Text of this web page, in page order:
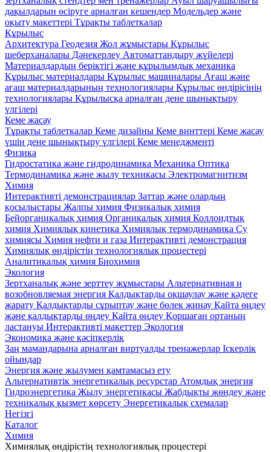
дақылдарын өсіруге арналған кешендер Модельдер және
оқыту макеттері Тұрақты таблеткалар
Құрылыс
Архитектура Геодезия Жол жұмыстары Құрылыс
шеберханалары Дәнекерлеу Автоматтандыру жүйелері
Материалдардың беріктігі және құрылымдық механика
Құрылыс материалдары Кұрылыс машиналары Ағаш және
ағаш материалдарының технологиялары Құрылыс өндірісінің
технологиялары Құрылысқа арналған дене шынықтыру
үлгілері
Кеме жасау
Тұрақты таблеткалар Кеме дизайны Кеме винттері Кеме жасау
үшін дене шынықтыру үлгілері Кеме менеджменті
Физика
Гидростатика және гидродинамика Механика Оптика
Термодинамика және жылу техникасы Электромагнитизм
Химия
Интерактивті демонстрациялар Заттар және олардың
қосылыстары Жалпы химия Физикалық химия
Бейорганикалық химия Органикалық химия Коллоидтық
химия Химиялық кинетика Химиялық термодинамика Су
химиясы Химия нефти и газа Интерактивті демонстрация
Химиялық өндірістің технологиялық процестері
Аналитикалық химия Биохимия
Экология
Зертханалық және зерттеу жұмыстары Альтернативная и
возобновляемая энергия Қалдықтарды оқшаулау және кәдеге
жарату Қалдықтарды сұрыптау және бөлек жинау Қайта өңдеу
және қалдықтарды өңдеу Қайта өңдеу Қоршаған ортаның
ластануы Интерактивті макеттер Экология
Экономика және кәсіпкерлік
Заң мамандарына арналған виртуалды тренажерлар Iскерлік
ойындар
Энергия және жылумен қамтамасыз ету
Альтернативтік энергетикалық ресурстар Атомдық энергия
Гидроэнергетика Жылу энергетикасы Жабдықты жөндеу және
техникалық қызмет көрсету Энергетикалық схемалар
Негізгі
Каталог
Химия
Химиялық өндірістің технологиялық процестері